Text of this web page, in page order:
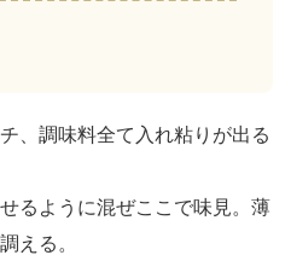
、調味料全て入れ粘りが出る
るように混ぜここで味見。薄
える。